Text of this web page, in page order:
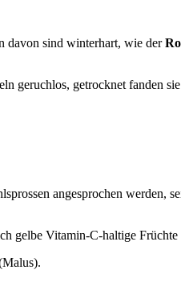
davon sind winterhart, wie der
geruchlos, getrocknet fanden
angesprochen werden,
gelbe Vitamin-C-haltige